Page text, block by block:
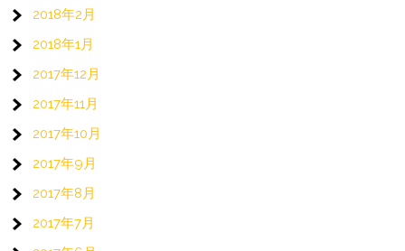
2018年2月
2018年1月
2017年12月
2017年11月
2017年10月
2017年9月
2017年8月
2017年7月